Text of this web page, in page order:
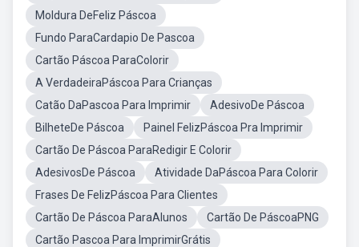
Moldura DeFeliz Páscoa
Fundo ParaCardapio De Pascoa
Cartão Páscoa ParaColorir
A VerdadeiraPáscoa Para Crianças
Catão DaPascoa Para Imprimir
AdesivoDe Páscoa
BilheteDe Páscoa
Painel FelizPáscoa Pra Imprimir
Cartão De Páscoa ParaRedigir E Colorir
AdesivosDe Páscoa
Atividade DaPáscoa Para Colorir
Frases De FelizPáscoa Para Clientes
Cartão De Páscoa ParaAlunos
Cartão De PáscoaPNG
Cartão Pascoa Para ImprimirGrátis